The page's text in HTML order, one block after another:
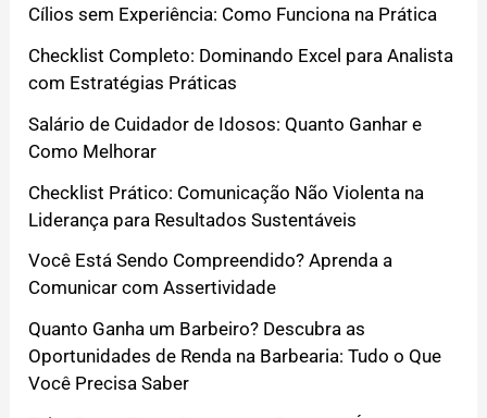
Cílios sem Experiência: Como Funciona na Prática
Checklist Completo: Dominando Excel para Analista
com Estratégias Práticas
Salário de Cuidador de Idosos: Quanto Ganhar e
Como Melhorar
Checklist Prático: Comunicação Não Violenta na
Liderança para Resultados Sustentáveis
Você Está Sendo Compreendido? Aprenda a
Comunicar com Assertividade
Quanto Ganha um Barbeiro? Descubra as
Oportunidades de Renda na Barbearia: Tudo o Que
Você Precisa Saber